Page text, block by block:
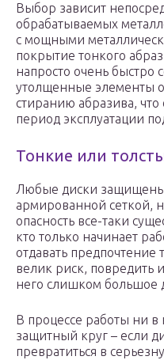
Выбор зависит
обрабатываемых
с мощными
покрытие тонкого
напросто очень быстро
утолщенные элементы
стиранию абразива,
период эксплуатации
Тонкие или
Любые диски защищены
армированной сеткой,
опасность все-таки
кто только начинает
отдавать предпочтение
велик риск, повредить
него слишком большое
В процессе работы ни в
защитный круг – если
превратиться в